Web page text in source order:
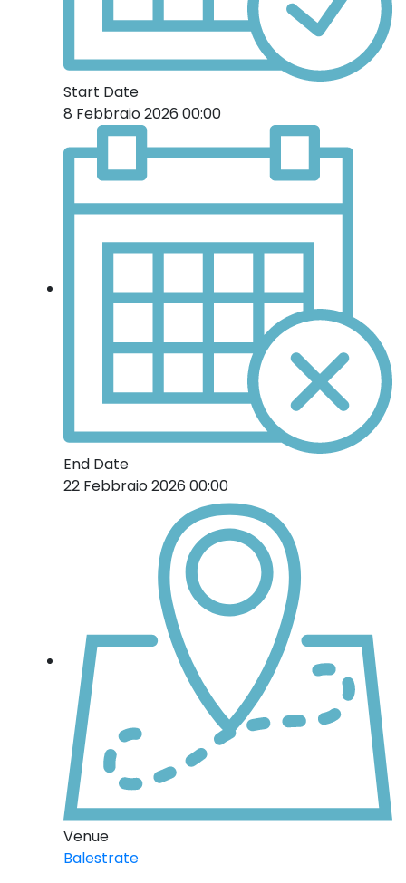
Start Date
8 Febbraio 2026 00:00
End Date
22 Febbraio 2026 00:00
Venue
Balestrate